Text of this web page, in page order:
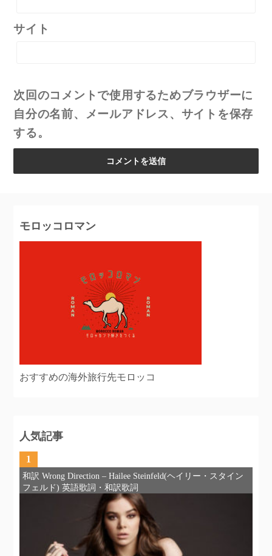
サイト
次回のコメントで使用するためブラウザーに
自分の名前、メールアドレス、サイトを保存
する。
モロッコロマン
おすすめの海外旅行先モロッコ
人気記事
1
和訳 Wrong Direction – Hailee Steinfeld(ヘイリー・スタイン
フェルド) 英語歌詞・和訳歌詞